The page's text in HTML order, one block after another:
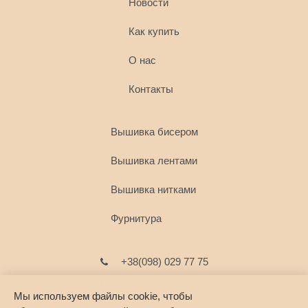
Новости
Как купить
О наc
Контакты
Вышивка бисером
Вышивка лентами
Вышивка нитками
Фурнитура
+38(098) 029 77 75
Мы используем файлы cookie, чтобы